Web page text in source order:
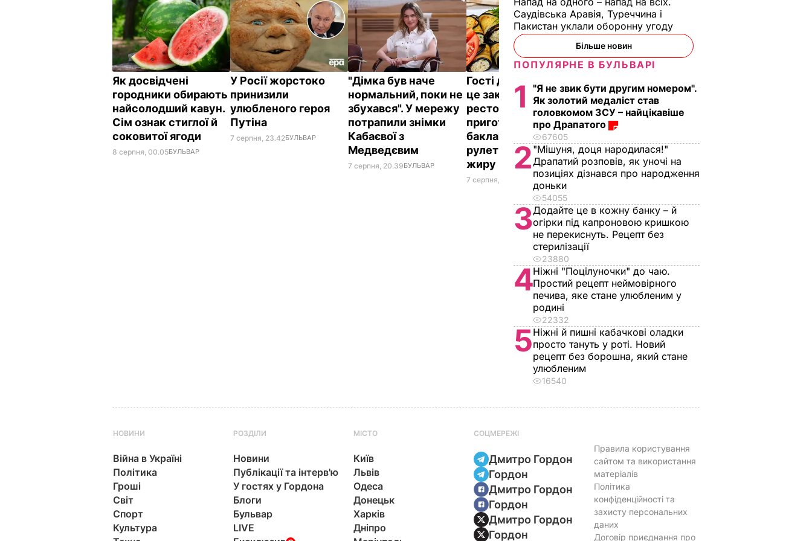
Як досвідчені
городники обирають
найсолодший кавун.
Сім ознак стиглої й
соковитої ягоди
8 серпня, 00.05БУЛЬВАР
У Росії жорстоко
принизили
улюбленого героя
Путіна
7 серпня, 23.42БУЛЬВАР
"Дімка був наче
нормальний, поки не
збухався". У мережу
потрапили знімки
Кабаєвої з
Медведєвим
7 серпня, 20.39БУЛЬВАР
Гості думають, що
це закуска з
ресторану. Як
приготувати ніжні
баклажанні
рулетики без зайвого
жиру
7 серпня, 20.16 БУЛЬВАР
не буду". Драпатий
розповів, яку
професію обрав його
7 серпня, 19.28БУЛЬВАР
Саудівська Аравія, Туреччина і
Пакистан уклали оборонну угоду
Більше новин
ПОПУЛЯРНЕ В БУЛЬВАРІ
1
"Я не звик бути другим номером".
Як золотий медаліст став
головкомом ЗСУ – найцікавіше
про Драпатого
67605
2 "Мішуня, доця народилася!"
Драпатий розповів, як уночі на
позиціях дізнався про народження
доньки
54055
3Додайте це в кожну банку – й
огірки під капроновою кришкою
не перекиснуть. Рецепт без
стерилізації
23880
4Ніжні "Поцілуночки" до чаю.
Простий рецепт неймовірного
печива, яке стане улюбленим у
родині
22332
5Ніжні й пишні кабачкові оладки
просто тануть у роті. Новий
рецепт без борошна, який стане
улюбленим
16540
НОВИНИ
Війна в Україні
Політика
Гроші
Світ
Спорт
Культура
РОЗДІЛИ
Новини
Публікації та інтерв'ю
У гостях у Гордона
Блоги
Бульвар
LIVE
МІСТО
Київ
Львів
Одеса
Донецьк
Харків
Дніпро
СОЦМЕРЕЖІ
Дмитро Гордон
Гордон
Дмитро Гордон
Гордон
Дмитро Гордон
Гордон
Правила користування
сайтом та використання
матеріалів
Політика
конфіденційності та
захисту персональних
даних
Договір приєднання про